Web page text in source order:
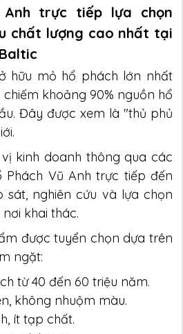
Anh trực tiếp lựa chọn
chất lượng cao nhất tại
Baltic
hữu mỏ hổ phách lớn nhất
khoảng 90% nguồn hổ
Đây được xem là "thủ phủ
kinh doanh thông qua các
Phách Vũ Anh trực tiếp đến
sát, nghiên cứu và lựa chọn
khai thác.
được tuyển chọn dựa trên
ngặt:
từ 40 đến 60 triệu năm.
không nhuộm màu.
ít tạp chất.